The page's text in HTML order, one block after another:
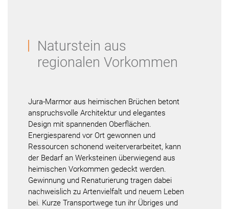
Naturstein aus
regionalen Vorkommen
Jura-Marmor aus heimischen Brüchen betont
anspruchsvolle Architektur und elegantes
Design mit spannenden Oberflächen.
Energiesparend vor Ort gewonnen und
Ressourcen schonend weiterverarbeitet, kann
der Bedarf an Werksteinen überwiegend aus
heimischen Vorkommen gedeckt werden.
Gewinnung und Renaturierung tragen dabei
nachweislich zu Artenvielfalt und neuem Leben
bei. Kurze Transportwege tun ihr Übriges und